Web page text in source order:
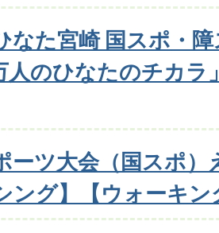
なた宮崎 国スポ・
人のひなたのチカラ
ーツ大会（国スポ）
ング】【ウォーキン